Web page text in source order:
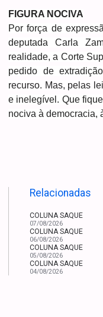
FIGURA NOCIVA
Por força de
deputada Carla
realidade, a Corte
pedido de
recurso. Mas, pelas
e inelegível. Que
nociva à democracia,
Relacionadas
COLUNA SAQUE
07/08/2026
COLUNA SAQUE
06/08/2026
COLUNA SAQUE
05/08/2026
COLUNA SAQUE
04/08/2026